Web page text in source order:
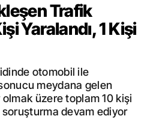
Trafik
Yaralandı, 1 Kişi
otomobil ile
meydana gelen
olmak üzere toplam 10 kişi
devam ediyor